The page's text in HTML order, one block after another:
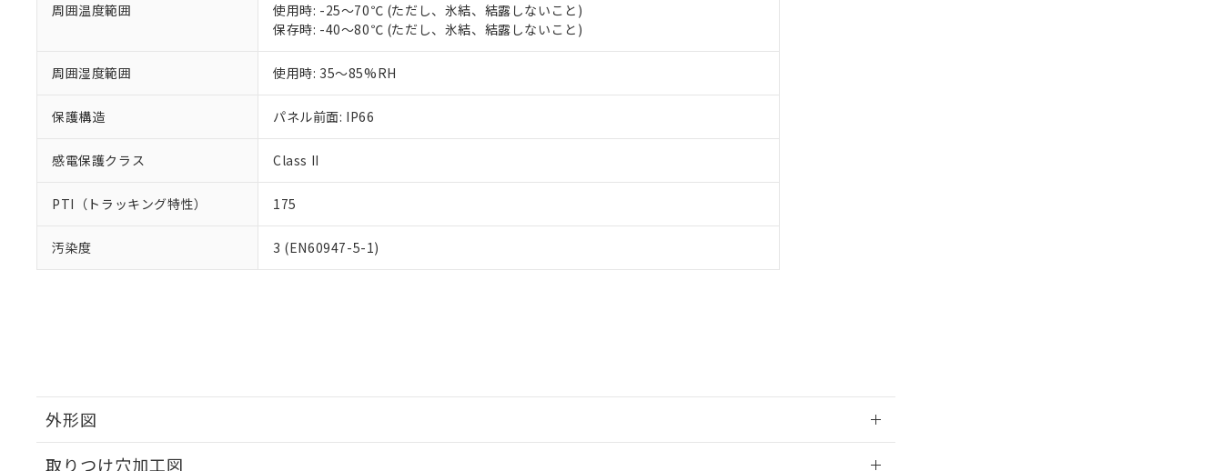
周囲温度範囲
使用時: -25～70℃ (ただし、氷結、結露しないこと)
保存時: -40～80℃ (ただし、氷結、結露しないこと)
周囲湿度範囲 使用時: 35～85%RH
保護構造 パネル前面: IP66
感電保護クラス Class II
PTI（トラッキング特性） 175
汚染度 3 (EN60947-5-1)
外形図
取りつけ穴加工図